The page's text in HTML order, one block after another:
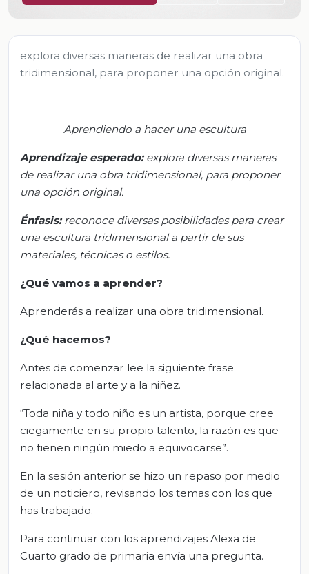
explora diversas maneras de realizar una obra
tridimensional, para proponer una opción original.
Aprendiendo a hacer una escultura
Aprendizaje esperado: explora diversas maneras
de realizar una obra tridimensional, para proponer
una opción original.
Énfasis:reconoce diversas posibilidades para crear
una escultura tridimensional a partir de sus
materiales, técnicas o estilos.
¿Qué vamos a aprender?
Aprenderás a realizar una obra tridimensional.
¿Qué hacemos?
Antes de comenzar lee la siguiente frase
relacionada al arte y a la niñez.
“Toda niña y todo niño es un artista, porque cree
ciegamente en su propio talento, la razón es que
no tienen ningún miedo a equivocarse”.
En la sesión anterior se hizo un repaso por medio
de un noticiero, revisando los temas con los que
has trabajado.
Para continuar con los aprendizajes Alexa de
Cuarto grado de primaria envía una pregunta.